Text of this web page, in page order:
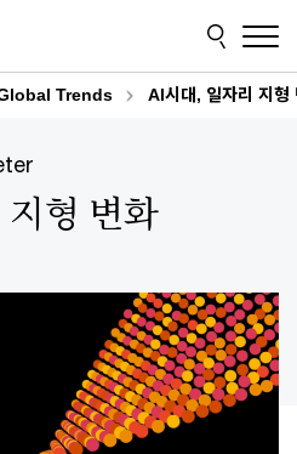
Trends AI시대, 일자리 지형
형 변화